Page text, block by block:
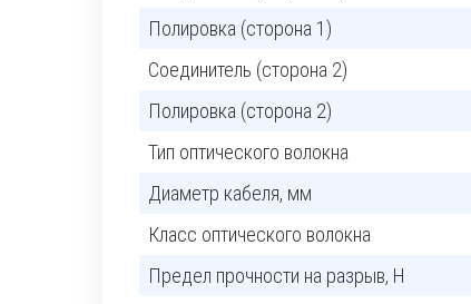
Полировка (сторона 1)
Соединитель (сторона 2)
Полировка (сторона 2)
Тип оптического волокна
Диаметр кабеля, мм
Класс оптического волокна
Предел прочности на разрыв, H